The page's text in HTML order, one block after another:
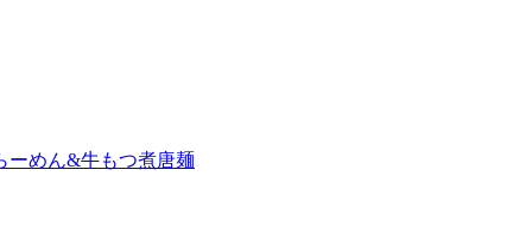
ーめん&牛もつ煮唐麺